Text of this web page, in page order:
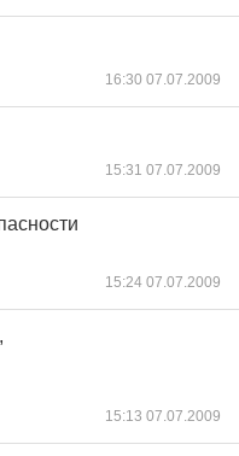
16:30 07.07.2009
15:31 07.07.2009
15:24 07.07.2009
15:13 07.07.2009